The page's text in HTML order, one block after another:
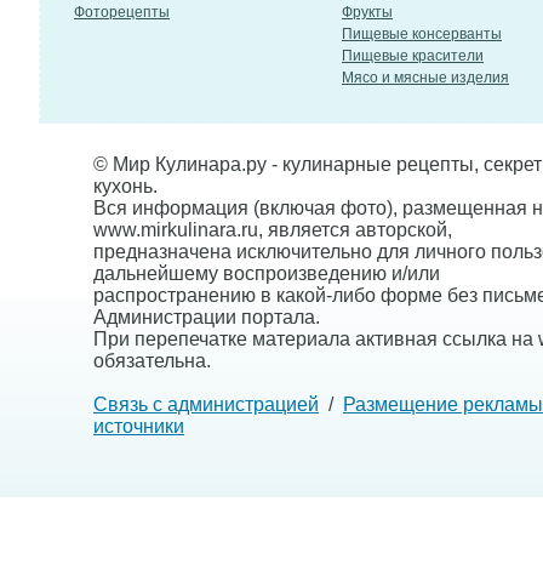
Фоторецепты
Фрукты
Пищевые консерванты
Пищевые красители
Мясо и мясные изделия
© Мир Кулинара.ру - кулинарные рецепты,
кухонь.
Вся информация (включая фото), размещенная
www.mirkulinara.ru, является авторской,
предназначена исключительно для личного
дальнейшему воспроизведению и/или
распространению в какой-либо форме без
Администрации портала.
При перепечатке материала активная ссылка на
обязательна.
Связь с администрацией / Размещение рекламы
источники